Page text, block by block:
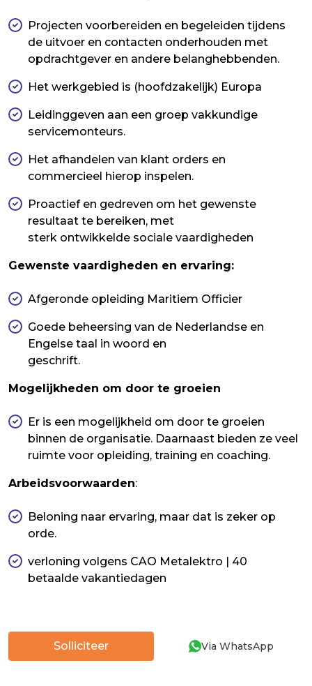
Projecten voorbereiden en begeleiden tijdens
de uitvoer en contacten onderhouden met
opdrachtgever en andere belanghebbenden.
Het werkgebied is (hoofdzakelijk) Europa
Leidinggeven aan een groep vakkundige
servicemonteurs.
Het afhandelen van klant orders en
commercieel hierop inspelen.
Proactief en gedreven om het gewenste
resultaat te bereiken, met
sterk ontwikkelde sociale vaardigheden
Gewenste vaardigheden en ervaring:
Afgeronde opleiding Maritiem Officier
Goede beheersing van de Nederlandse en
Engelse taal in woord en
geschrift.
Mogelijkheden om door te groeien
Er is een mogelijkheid om door te groeien
binnen de organisatie. Daarnaast bieden ze veel
ruimte voor opleiding, training en coaching.
Arbeidsvoorwaarden:
Beloning naar ervaring, maar dat is zeker op
orde.
verloning volgens CAO Metalektro | 40
betaalde vakantiedagen
Solliciteer Via WhatsApp